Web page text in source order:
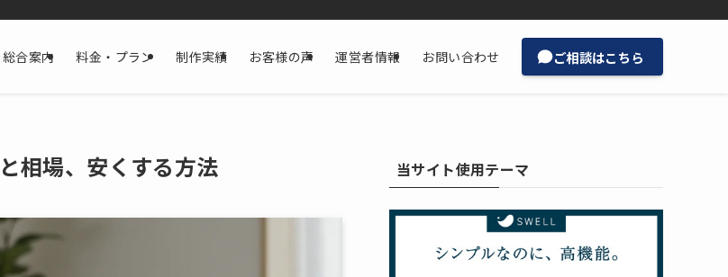
総合案内 料金・プラン 制作実績 お客様の声 運営者情報 お問い合わせ ご相談はこちら
相場、安くする方法 当サイト使用テーマ